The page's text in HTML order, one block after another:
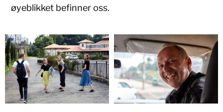
øyeblikket befinner oss.